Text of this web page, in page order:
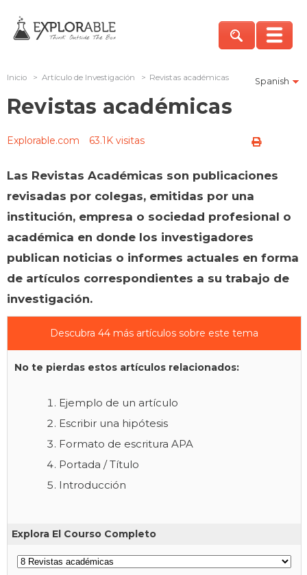
Spanish
Inicio > Artículo de Investigación > Revistas académicas
Revistas académicas
Explorable.com 63.1K visitas
Las Revistas Académicas son publicaciones
revisadas por colegas, emitidas por una
institución, empresa o sociedad profesional o
académica en donde los investigadores
publican noticias o informes actuales en forma
de artículos correspondientes a su trabajo de
investigación.
Descubra 44 más artículos sobre este tema
No te pierdas estos artículos relacionados:
Ejemplo de un artículo
Escribir una hipótesis
Formato de escritura APA
Portada / Título
Introducción
Explora El Courso Completo